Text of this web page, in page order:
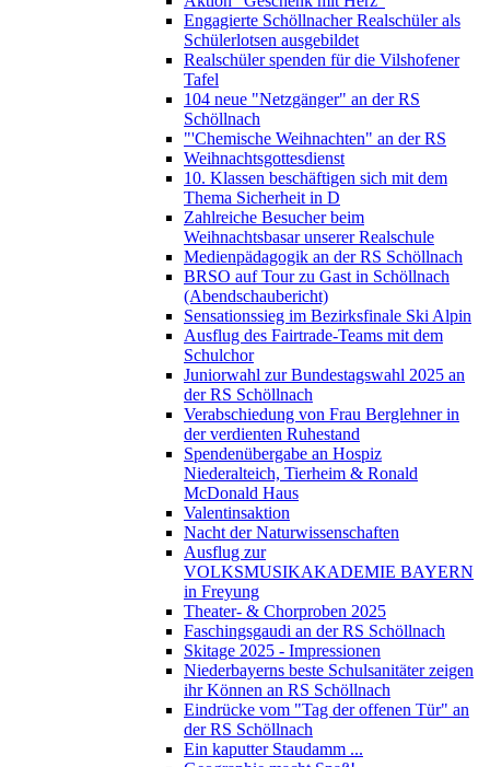
Engagierte Schöllnacher Realschüler als
Schülerlotsen ausgebildet
Realschüler spenden für die Vilshofener
Tafel
104 neue "Netzgänger" an der RS
Schöllnach
"'Chemische Weihnachten" an der RS
Weihnachtsgottesdienst
10. Klassen beschäftigen sich mit dem
Thema Sicherheit in D
Zahlreiche Besucher beim
Weihnachtsbasar unserer Realschule
Medienpädagogik an der RS Schöllnach
BRSO auf Tour zu Gast in Schöllnach
(Abendschaubericht)
Sensationssieg im Bezirksfinale Ski Alpin
Ausflug des Fairtrade-Teams mit dem
Schulchor
Juniorwahl zur Bundestagswahl 2025 an
der RS Schöllnach
Verabschiedung von Frau Berglehner in
der verdienten Ruhestand
Spendenübergabe an Hospiz
Niederalteich, Tierheim & Ronald
McDonald Haus
Valentinsaktion
Nacht der Naturwissenschaften
Ausflug zur
VOLKSMUSIKAKADEMIE BAYERN
in Freyung
Theater- & Chorproben 2025
Faschingsgaudi an der RS Schöllnach
Skitage 2025 - Impressionen
Niederbayerns beste Schulsanitäter zeigen
ihr Können an RS Schöllnach
Eindrücke vom "Tag der offenen Tür" an
der RS Schöllnach
Ein kaputter Staudamm ...